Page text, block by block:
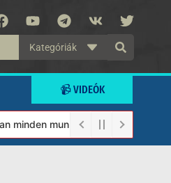
Kategóriák
📹 VIDEÓK
segíteni